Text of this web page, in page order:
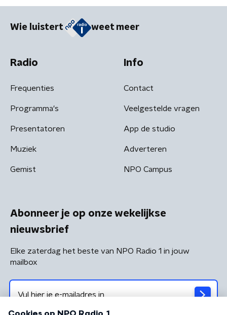
Wie luistert weet meer
Radio
Frequenties
Programma's
Presentatoren
Muziek
Gemist
Info
Contact
Veelgestelde vragen
App de studio
Adverteren
NPO Campus
Abonneer je op onze wekelijkse
nieuwsbrief
Elke zaterdag het beste van NPO Radio 1 in jouw
mailbox